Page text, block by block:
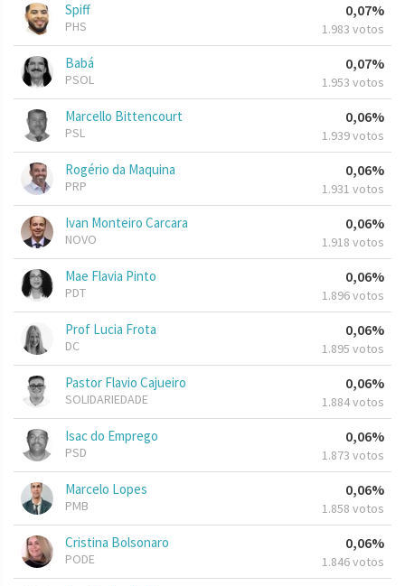
Spiff
PHS
0,07%
1.983 votos
Babá
PSOL
0,07%
1.953 votos
Marcello Bittencourt
PSL
0,06%
1.939 votos
Rogério da Maquina
PRP
0,06%
1.931 votos
Ivan Monteiro Carcara
NOVO
0,06%
1.918 votos
Mae Flavia Pinto
PDT
0,06%
1.896 votos
Prof Lucia Frota
DC
0,06%
1.895 votos
Pastor Flavio Cajueiro
SOLIDARIEDADE
0,06%
1.884 votos
Isac do Emprego
PSD
0,06%
1.873 votos
Marcelo Lopes
PMB
0,06%
1.858 votos
Cristina Bolsonaro
PODE
0,06%
1.846 votos